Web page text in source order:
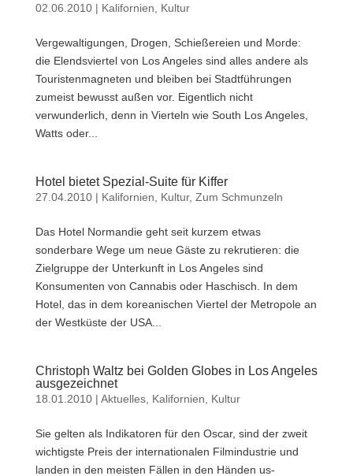
02.06.2010| Kalifornien Kultur
Vergewaltigungen, Drogen, Schießereien und Morde:
die Elendsviertel von Los Angeles sind alles andere als
Touristenmagneten und bleiben bei Stadtführungen
zumeist bewusst außen vor. Eigentlich nicht
verwunderlich, denn in Vierteln wie South Los Angeles,
Watts oder...
Hotel bietet Spezial-Suite für Kiffer
27.04.2010| Kalifornien Kultur, Zum Schmunzeln
Das Hotel Normandie geht seit kurzem etwas
sonderbare Wege um neue Gäste zu rekrutieren: die
Zielgruppe der Unterkunft in Los Angeles sind
Konsumenten von Cannabis oder Haschisch. In dem
Hotel, das in dem koreanischen Viertel der Metropole an
der Westküste der USA...
Christoph Waltz bei Golden Globes in Los Angeles
ausgezeichnet
18.01.2010| Aktuelles, Kalifornien Kultur
Sie gelten als Indikatoren für den Oscar, sind der zweit
wichtigste Preis der internationalen Filmindustrie und
landen in den meisten Fällen in den Händen us-